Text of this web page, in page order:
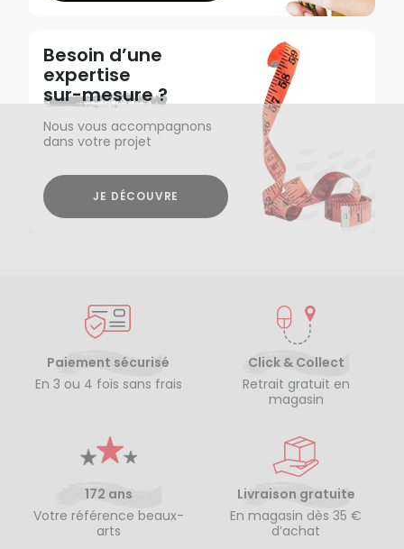
Besoin d’une
expertise
sur-mesure ?
Nous vous accompagnons
dans votre projet
JE DÉCOUVRE
Paiement sécurisé
En 3 ou 4 fois sans frais
Click & Collect
Retrait gratuit en
magasin
172 ans
Votre référence beaux-
arts
Livraison gratuite
En magasin dès 35 €
d’achat